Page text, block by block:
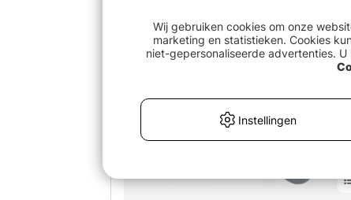
Wij gebruiken cookies om onze
marketing en statistieken. Cookies
niet-gepersonaliseerde advertenties.
Instellingen